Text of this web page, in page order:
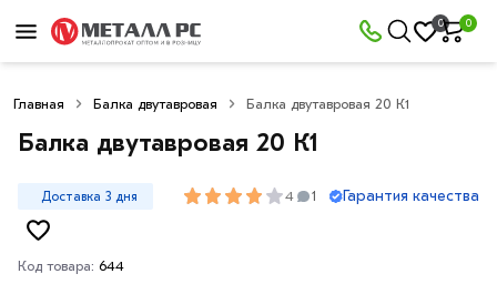
0 0
Главная Балка двутавровая Балка двутавровая 20 К1
Балка двутавровая 20 К1
Доставка 3 дня 4 1 Гарантия качества
Код товара: 644